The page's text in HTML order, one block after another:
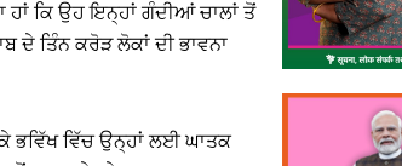
ਕਿ ਉਹ ਇਨ੍ਹਾਂ ਗੰਦੀਆਂ ਚਾਲਾਂ ਤੋਂ
ਦੇ ਤਿੰਨ ਕਰੋੜ ਲੋਕਾਂ ਦੀ ਭਾਵਨਾ
ਭਵਿੱਖ ਵਿੱਚ ਉਨ੍ਹਾਂ ਲਈ ਘਾਤਕ